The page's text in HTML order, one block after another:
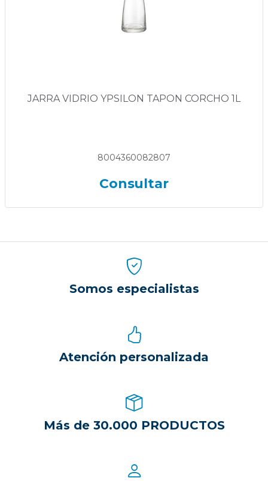
JARRA VIDRIO YPSILON TAPON CORCHO 1L
8004360082807
Consultar
Somos especialistas
Atención personalizada
Más de 30.000 PRODUCTOS